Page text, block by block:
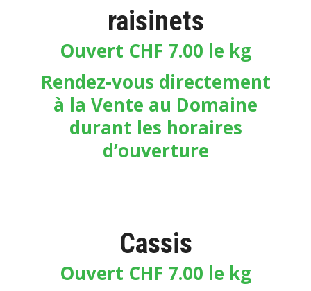
raisinets
Ouvert CHF 7.00 le kg
Rendez-vous directement
à la Vente au Domaine
durant les horaires
d’ouverture
Cassis
Ouvert CHF 7.00 le kg